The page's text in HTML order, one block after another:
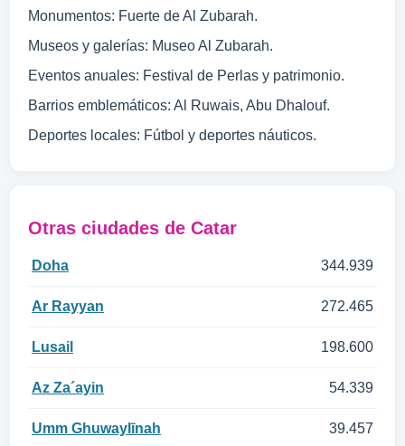
Monumentos: Fuerte de Al Zubarah.
Museos y galerías: Museo Al Zubarah.
Eventos anuales: Festival de Perlas y patrimonio.
Barrios emblemáticos: Al Ruwais, Abu Dhalouf.
Deportes locales: Fútbol y deportes náuticos.
Otras ciudades de Catar
Doha 344.939
Ar Rayyan 272.465
Lusail 198.600
Az Za´ayin 54.339
Umm Ghuwaylīnah 39.457